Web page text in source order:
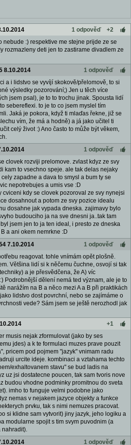
1 odpověď
+2
nebude :) respektive me stejne prijde ze se
rozmazleny deti jen to zastirame divadlem ze
8.10.2014
1 odpověď
a i lidstvo se vyvíjí skokově/přelomově, to si
výsledky pozorování;) Jen u těch více
jsem psal), je to to trochu jinak. Spousta lidí
sebereflexi. to je to co jsem myslel tím
Jaká je pokora, když ti mlaďas řekne, již se
vím, že má a hodně) a já jako učitel ti
celý život :) Ano často to může být věkem,
1 odpověď
clovek rozviji prelomove. zvlast kdyz ze svy
kam to vsechno speje. ale tak delas nejaky
zapadne a dava to smysl a bum ty se
nepotrebujes a umis vse :D
kdy se clovek pozoroval ze svy nynejsi
dosahnout a potom ze svy pozice idealu
dosahne jak vypada dneska. zajimavy bylo
budouciho ja na sve dnesni ja..tak tam
jsem jen to ja ten ideal, i presto ze dneska
a ani okem nemrkne :D
7.10.2014
1 odpověď
reagovat. tohle vnímám opět plošně.
Většina lidí si k něčemu čuchne, osvojí si tak
a je přesvědčena, že A) víc
Podrobnější dělení nemá ted význam, ale je to
narážím na B a něco mezi A a B při praktikách
lidstvo dost povrchní, nebo se zajímáme o
vede? Sám jsem se ještě nerozhodl jak
+1
musis nejak zformulovat (jako by ses
jdes) a k te formulaci muzes prave pouzit
pricem pod pojmem "jazyk" vnimam radu
urcite ideje. kombinaci a vztahama techto
exhaltovanem stavu" se bud ladis na
uz jsi dostatecne poucen, tak sam tvoris nove
budou vhodne podminky promitnou do sveta
imho to funguje velmi podobne jako
nemas v nejakem jazyce objekty a funkce
prvku, tak s nimi nemuzes pracovat.
si klidne sam vytvorit) jiny jazyk, jeho logiku a
modularne spojit s tim svym puvodnim (a
nahradit).
1 odpověď